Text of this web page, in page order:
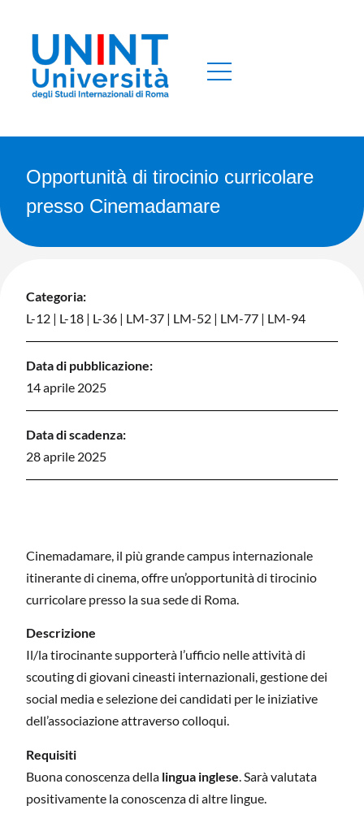
Opportunità di tirocinio curricolare
presso Cinemadamare
Categoria:
L-12 | L-18 | L-36 | LM-37 | LM-52 | LM-77 | LM-94
Data di pubblicazione:
14 aprile 2025
Data di scadenza:
28 aprile 2025
Cinemadamare, il più grande campus internazionale
itinerante di cinema, offre un’opportunità di tirocinio
curricolare presso la sua sede di Roma.
Descrizione
Il/la tirocinante supporterà l’ufficio nelle attività di
scouting di giovani cineasti internazionali, gestione dei
social media e selezione dei candidati per le iniziative
dell’associazione attraverso colloqui.
Requisiti
Buona conoscenza della lingua inglese . Sarà valutata
positivamente la conoscenza di altre lingue.